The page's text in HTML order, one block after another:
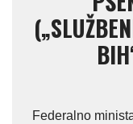
Federalno